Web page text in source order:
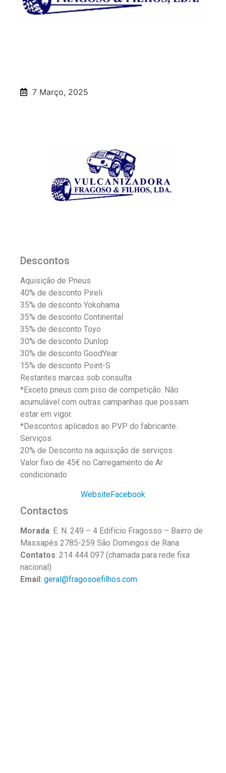
7 Março, 2025
Descontos
Aquisição de Pneus
40% de desconto Pireli
35% de desconto Yokohama
35% de desconto Continental
35% de desconto Toyo
30% de desconto Dunlop
30% de desconto GoodYear
15% de desconto Point-S
Restantes marcas sob consulta
*Exceto pneus com piso de competição. Não
acumulável com outras campanhas que possam
estar em vigor.
*Descontos aplicados ao PVP do fabricante.
Serviços
20% de Desconto na aquisição de serviços
Valor fixo de 45€ no Carregamento de Ar
condicionado
WebsiteFacebook
Contactos
Morada: E. N. 249 – 4 Edifício Fragosso – Bairro de
Massapés 2785-259 São Domingos de Rana
Contatos: 214 444 097 (chamada para rede fixa
nacional)
Email: geral@fragosoefilhos.com